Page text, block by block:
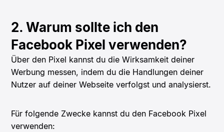
2. Warum sollte ich den
Facebook Pixel verwenden?
Über den Pixel kannst du die Wirksamkeit deiner
Werbung messen, indem du die Handlungen deiner
Nutzer auf deiner Webseite verfolgst und analysierst.
Für folgende Zwecke kannst du den Facebook Pixel
verwenden: